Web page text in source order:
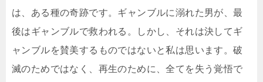
は、ある種の奇跡です。ギャンブルに溺れた男が、最
後はギャンブルで救われる。しかし、それは決してギ
ャンブルを賛美するものではないと私は思います。破
滅のためではなく、再生のために、全てを失う覚悟で